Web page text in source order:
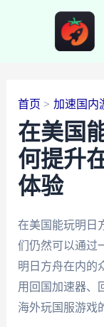
首页 加速国内
在美国
何提升
体验
在美国能玩明日
们仍然可以通过
明日方舟在内的
用回国加速器、
海外玩国服游戏